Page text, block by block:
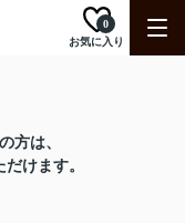
お気に入り
0
方は、
けます。